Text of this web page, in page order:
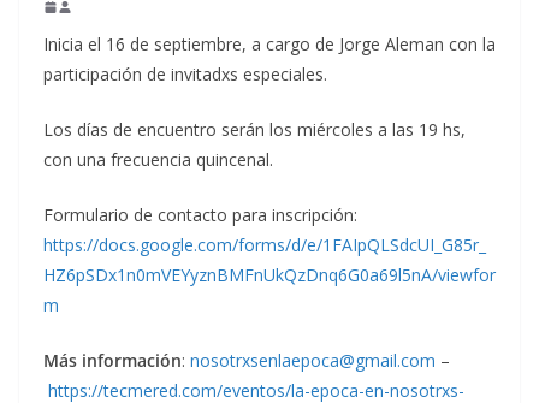
Inicia el 16 de septiembre, a cargo de Jorge Aleman con la
participación de invitadxs especiales.
Los días de encuentro serán los miércoles a las 19 hs,
con una frecuencia quincenal.
Formulario de contacto para inscripción:
https://docs.google.com/forms/d/e/1FAIpQLSdcUI_G85r_
HZ6pSDx1n0mVEYyznBMFnUkQzDnq6G0a69l5nA/viewfor
m
Más información: nosotrxsenlaepoca@gmail.com –
https://tecmered.com/eventos/la-epoca-en-nosotrxs-